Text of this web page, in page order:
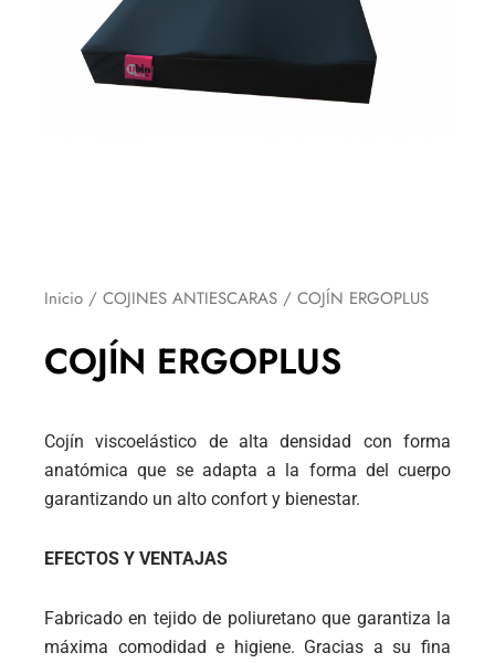
Inicio / COJINES ANTIESCARAS / COJÍN ERGOPLUS
COJÍN ERGOPLUS
Cojín viscoelástico de alta densidad con forma
anatómica que se adapta a la forma del cuerpo
garantizando un alto confort y bienestar.
EFECTOS Y VENTAJAS
Fabricado en tejido de poliuretano que garantiza la
máxima comodidad e higiene. Gracias a su fina